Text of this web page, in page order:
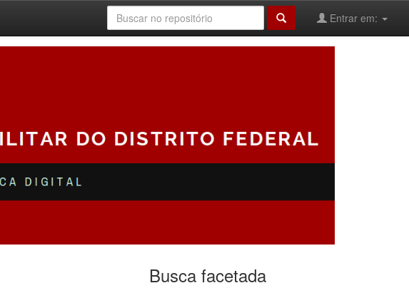
Entrar em:
Busca facetada